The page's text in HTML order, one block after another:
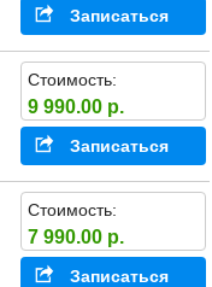
Записаться
Стоимость:
9 990.00 р.
Записаться
Стоимость:
7 990.00 р.
Записаться